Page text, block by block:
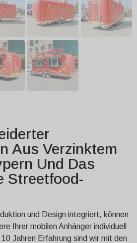
Aus Verzinktem
Und Das
Streetfood-
und Design integriert, können
Ihrer mobilen Anhänger individuell
Jahren Erfahrung sind wir mit den